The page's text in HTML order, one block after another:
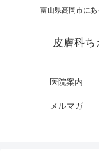
富山県高岡市に
皮膚科
医院案内
メルマガ